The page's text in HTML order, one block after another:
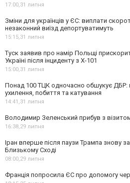
17:00,31 липня
Зміни для українців у ЄС: виплати
незаконний виїзд депортуватимуть
15:15,31 липня
Туск заявив про намір Польщі
Україні після інциденту з Х-101
15:00,31 липня
Понад 100 ТЦК одночасно обшукує ДБР:
ухилення, побиття та катування
14:41,31 липня
Володимир Зеленський прибув з
16:38,29 липня
Іран вперше після паузи Трампа знову
Близькому Сході
08:00,29 липня
Франція попросила ЄС про допомогу